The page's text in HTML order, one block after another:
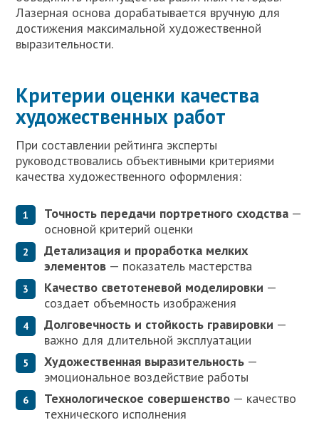
Лазерная основа дорабатывается вручную для
достижения максимальной художественной
выразительности.
Критерии оценки качества
художественных работ
При составлении рейтинга эксперты
руководствовались объективными критериями
качества художественного оформления:
Точность передачи портретного сходства —
основной критерий оценки
Детализация и проработка мелких
элементов — показатель мастерства
Качество светотеневой моделировки —
создает объемность изображения
Долговечность и стойкость гравировки —
важно для длительной эксплуатации
Художественная выразительность —
эмоциональное воздействие работы
Технологическое совершенство — качество
технического исполнения